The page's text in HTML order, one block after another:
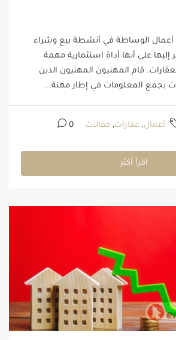
أعمال الوساطة في أنشطة بيع وشراء
إليها على أنها أداة استثمارية مهمة
قام المهنيون المهنيون الذين
بجمع المعلومات في إطار مهنة...
أعمال, عقارات, مقالات 0
اقرأ أكثر